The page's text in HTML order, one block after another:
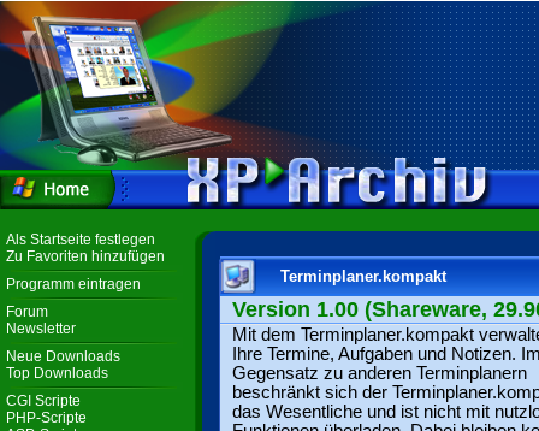
Als Startseite festlegen
Zu Favoriten hinzufügen
Programm eintragen
Forum
Newsletter
Neue Downloads
Top Downloads
CGI Scripte
PHP-Scripte
Terminplaner.kompakt
Version 1.00 (Shareware,
Mit dem Terminplaner.kompakt
Ihre Termine, Aufgaben und Notizen.
Gegensatz zu anderen Terminplanern
beschränkt sich der
das Wesentliche und ist nicht mit